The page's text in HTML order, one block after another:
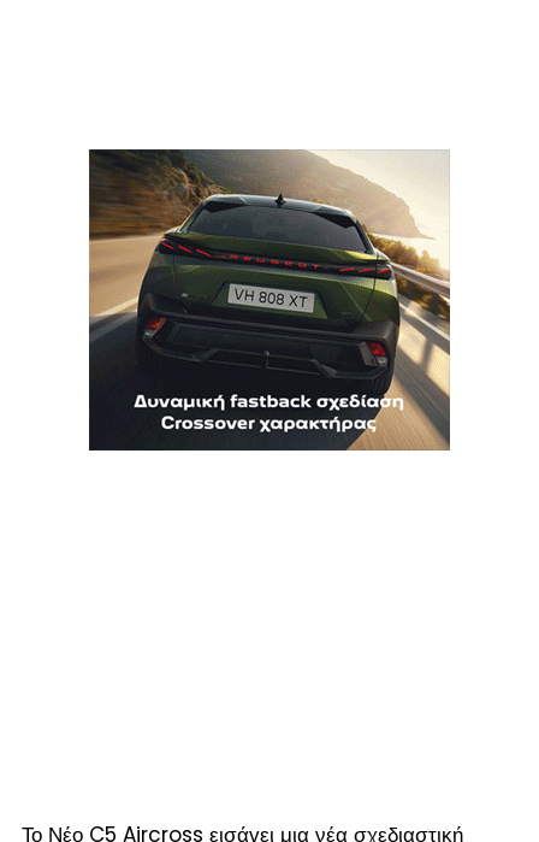
Το Νέο C5 Aircross εισάγει μια νέα σχεδιαστική